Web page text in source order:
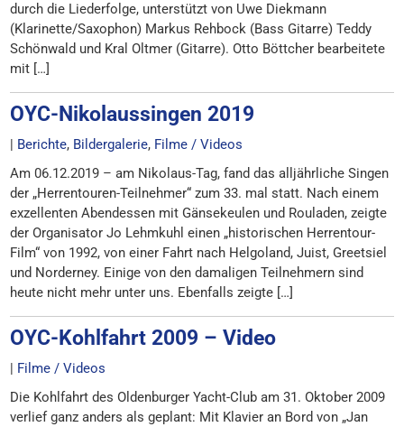
durch die Liederfolge, unterstützt von Uwe Diekmann
(Klarinette/Saxophon) Markus Rehbock (Bass Gitarre) Teddy
Schönwald und Kral Oltmer (Gitarre). Otto Böttcher bearbeitete
mit […]
OYC-Nikolaussingen 2019
| Berichte, Bildergalerie, Filme / Videos
Am 06.12.2019 – am Nikolaus-Tag, fand das alljährliche Singen
der „Herrentouren-Teilnehmer“ zum 33. mal statt. Nach einem
exzellenten Abendessen mit Gänsekeulen und Rouladen, zeigte
der Organisator Jo Lehmkuhl einen „historischen Herrentour-
Film“ von 1992, von einer Fahrt nach Helgoland, Juist, Greetsiel
und Norderney. Einige von den damaligen Teilnehmern sind
heute nicht mehr unter uns. Ebenfalls zeigte […]
OYC-Kohlfahrt 2009 – Video
| Filme / Videos
Die Kohlfahrt des Oldenburger Yacht-Club am 31. Oktober 2009
verlief ganz anders als geplant: Mit Klavier an Bord von „Jan